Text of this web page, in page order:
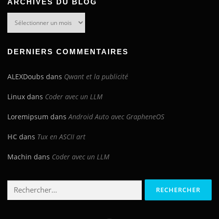
ARCHIVES DU BLOG
DERNIERS COMMENTAIRES
ALEXDoubs dans Qwant et la publicité
Linux dans Coder avec un LLM
Loremipsum dansAndroid Auto avec GrapheneOS
HC dans Tux en ASCII art
Machin dans Coder avec un LLM
Rechercher :